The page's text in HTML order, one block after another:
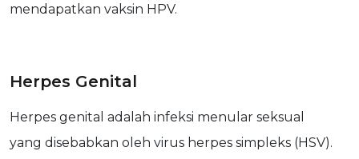
mendapatkan vaksin HPV.
Herpes Genital
Herpes genital adalah infeksi menular seksual
yang disebabkan oleh virus herpes simpleks (HSV).